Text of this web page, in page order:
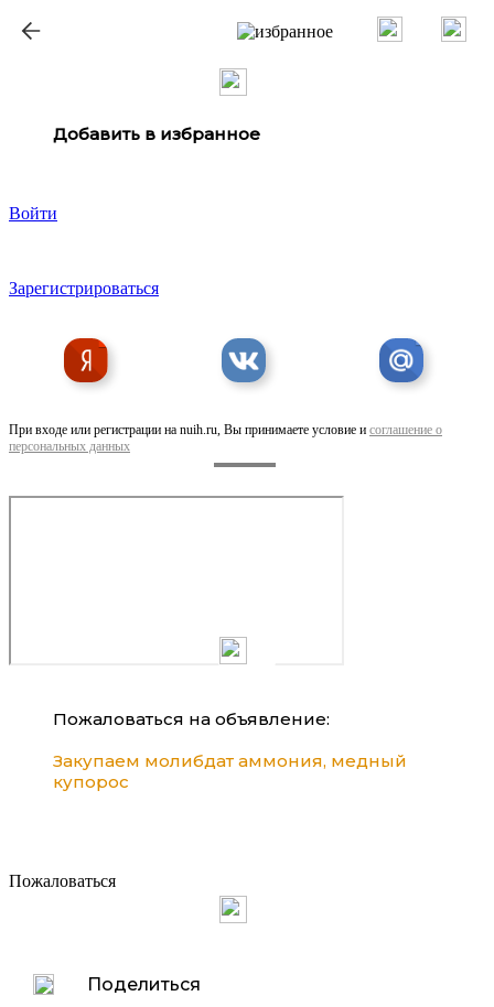
Добавить в избранное
Войти
Зарегистрироваться
При входе или регистрации на nuih.ru, Вы принимаете условие и соглашение о
персональных данных
Пожаловаться на объявление:
Закупаем молибдат аммония, медный
купорос
Пожаловаться
Поделиться